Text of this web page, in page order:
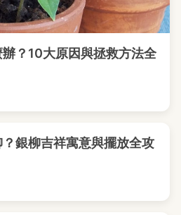
？10大原因與拯救方法全
銀柳吉祥寓意與擺放全攻